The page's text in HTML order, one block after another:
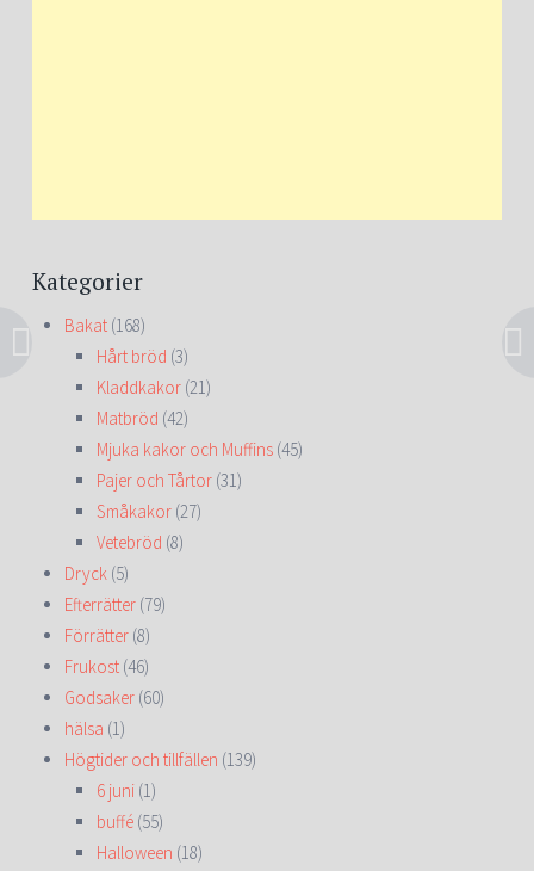
Kategorier
Bakat (168)
Hårt bröd (3)
Kladdkakor (21)
Matbröd (42)
Mjuka kakor och Muffins (45)
Pajer och Tårtor (31)
Småkakor (27)
Vetebröd (8)
Dryck (5)
Efterrätter (79)
Förrätter (8)
Frukost (46)
Godsaker (60)
hälsa (1)
Högtider och tillfällen (139)
6 juni (1)
buffé (55)
Halloween (18)